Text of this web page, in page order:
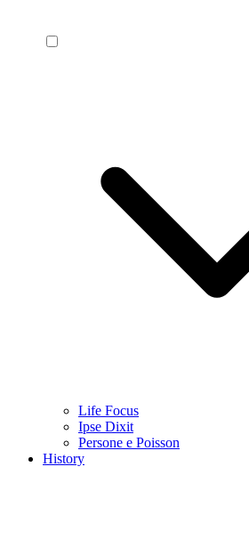
Life Focus
Ipse Dixit
Persone e Poisson
History